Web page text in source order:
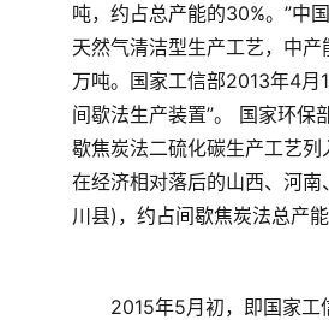
吨，约占总产能的30%。”中
天然气清洁型生产工艺，中
万吨。国家工信部2013年4月
间歇法生产装置”。 国家环
歇焦炭法二硫化碳生产工艺列
在经济相对落后的山西、河
川县)，约占间歇焦炭法总产能
2015年5月初，即国家工信